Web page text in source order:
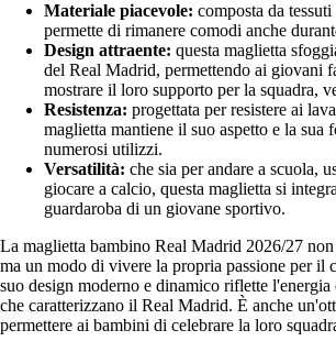
Materiale piacevole: composta da
permette di rimanere comodi anche
Design attraente: questa maglietta
del Real Madrid, permettendo ai giovani
mostrare il loro supporto per la squadra,
Resistenza: progettata per resistere ai
maglietta mantiene il suo aspetto e la sua
numerosi utilizzi.
Versatilità: che sia per andare a scuola,
giocare a calcio, questa maglietta si
guardaroba di un giovane sportivo.
La maglietta bambino Real Madrid 2026/27
ma un modo di vivere la propria passione per il
suo design moderno e dinamico riflette
che caratterizzano il Real Madrid. È anche
permettere ai bambini di celebrare la loro